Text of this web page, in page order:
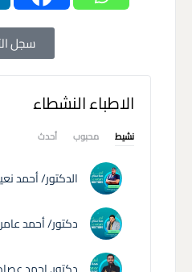
سجل
الاطباء النشطاء
نشيط محبوب أحدث
الدكتور/ أحمد
دكتور/ أحمد عامر